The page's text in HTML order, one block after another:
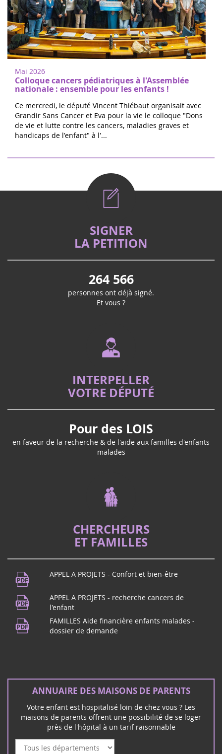
Mai 2026
Colloque cancers pédiatriques à l'Assemblée
nationale : ensemble pour les enfants !
Ce mercredi, le député Vincent Thiébaut organisait avec
Grandir Sans Cancer et Eva pour la vie le colloque "Dons
de vie et lutte contre les cancers, maladies graves et
handicaps de l'enfant" à l'...
SIGNER
LA PETITION
264 566
personnes ont déjà signé.
Et vous ?
INTERPELLER
VOTRE DÉPUTÉ
Pour des LOIS
en faveur de la recherche & de l'aide aux familles d'enfants
malades
CHERCHEURS
ET FAMILLES
APPEL A PROJETS - Confort et bien-être
APPEL A PROJETS - recherche cancers de
l'enfant
FAMILLES Aide financière enfants malades -
dossier de demande
ANNUAIRE DES MAISONS DE PARENTS
Votre enfant est hospitalisé loin de chez vous ? Les
maisons de parents offrent une possibilité de se loger
près de l'hôpital à un tarif raisonnable